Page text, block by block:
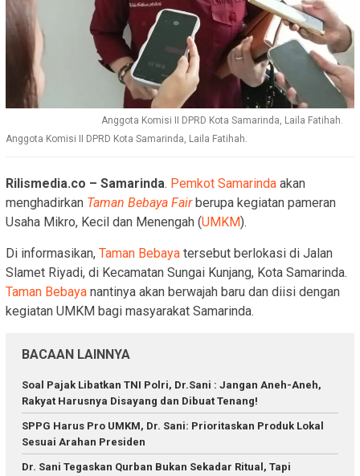
Anggota Komisi II DPRD Kota Samarinda, Laila Fatihah.
Anggota Komisi II DPRD Kota Samarinda, Laila Fatihah.
Rilismedia.co – Samarinda. Pemkot Samarinda akan
menghadirkan Taman Bebaya Fairberupa kegiatan pameran
Usaha Mikro, Kecil dan Menengah (UMKM).
Di informasikan, Taman Bebaya tersebut berlokasi di Jalan
Slamet Riyadi, di Kecamatan Sungai Kunjang, Kota Samarinda.
Taman Bebaya nantinya akan berwajah baru dan diisi dengan
kegiatan UMKM bagi masyarakat Samarinda.
BACAAN LAINNYA
Soal Pajak Libatkan TNI Polri, Dr.Sani : Jangan Aneh-Aneh,
Rakyat Harusnya Disayang dan Dibuat Tenang!
SPPG Harus Pro UMKM, Dr. Sani: Prioritaskan Produk Lokal
Sesuai Arahan Presiden
Dr. Sani Tegaskan Qurban Bukan Sekadar Ritual, Tapi